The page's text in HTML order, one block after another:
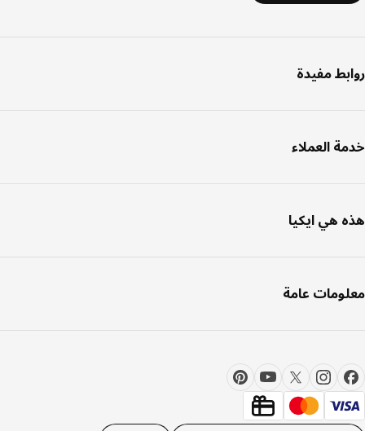
مفيدة
العملاء
هي ايكيا
عامة